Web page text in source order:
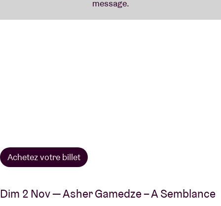
Achetez votre billet
Dim 2 Nov — Asher Gamedze – A Semblance